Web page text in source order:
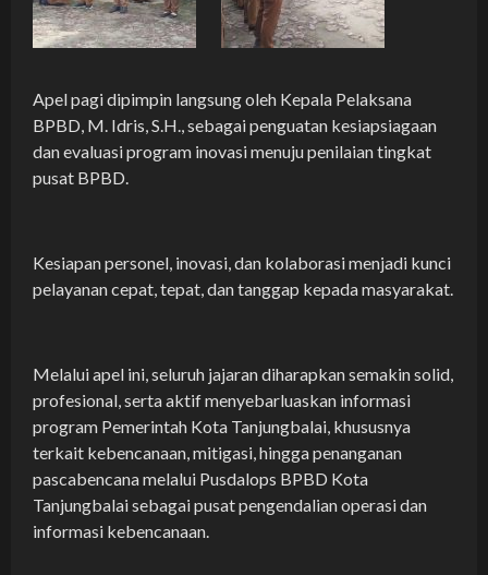
Apel pagi dipimpin langsung oleh Kepala Pelaksana
BPBD, M. Idris, S.H., sebagai penguatan kesiapsiagaan
dan evaluasi program inovasi menuju penilaian tingkat
pusat BPBD.
Kesiapan personel, inovasi, dan kolaborasi menjadi kunci
pelayanan cepat, tepat, dan tanggap kepada masyarakat.
Melalui apel ini, seluruh jajaran diharapkan semakin solid,
profesional, serta aktif menyebarluaskan informasi
program Pemerintah Kota Tanjungbalai, khususnya
terkait kebencanaan, mitigasi, hingga penanganan
pascabencana melalui Pusdalops BPBD Kota
Tanjungbalai sebagai pusat pengendalian operasi dan
informasi kebencanaan.